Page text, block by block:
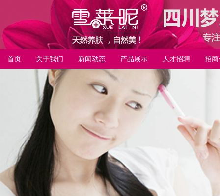
首页 关于我们 新闻动态 产品展示 人才招聘 招